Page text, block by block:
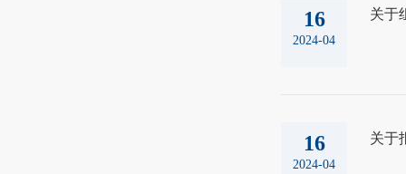
16
2024-04
关于
16
2024-04
关于